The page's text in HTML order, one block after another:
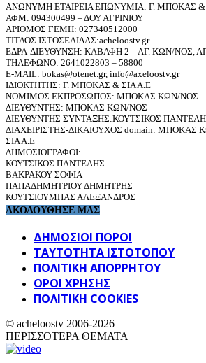
ΑΝΩΝΥΜΗ ΕΤΑΙΡΕΙΑ ΕΠΩΝΥΜΙΑ: Γ. ΜΠΟΚΑΣ &
ΑΦΜ: 094300499 – ΔΟΥ ΑΓΡΙΝΙΟΥ
ΑΡΙΘΜΟΣ ΓΕΜΗ: 027340512000
ΤΙΤΛΟΣ ΙΣΤΟΣΕΛΙΔΑΣ:acheloostv.gr
ΕΔΡΑ-ΔΙΕΥΘΥΝΣΗ: ΚΑΒΑΦΗ 2 – ΑΓ. ΚΩΝ/ΝΟΣ,
ΤΗΛΕΦΩΝΟ: 2641022803 – 58800
E-MAIL: bokas@otenet.gr, info@axeloostv.gr
ΙΔΙΟΚΤΗΤΗΣ: Γ. ΜΠΟΚΑΣ & ΣΙΑ Α.Ε
ΝΟΜΙΜΟΣ ΕΚΠΡΟΣΩΠΟΣ: ΜΠΟΚΑΣ ΚΩΝ/ΝΟΣ
ΔΙΕΥΘΥΝΤΗΣ: ΜΠΟΚΑΣ ΚΩΝ/ΝΟΣ
ΔΙΕΥΘΥΝΤΗΣ ΣΥΝΤΑΞΗΣ:ΚΟΥΤΣΙΚΟΣ
ΔΙΑΧΕΙΡΙΣΤΗΣ-ΔΙΚΑΙΟΥΧΟΣ domain:
ΣΙΑ Α.Ε
ΔΗΜΟΣΙΟΓΡΑΦΟΙ:
ΚΟΥΤΣΙΚΟΣ ΠΑΝΤΕΛΗΣ
ΒΑΚΡΑΚΟΥ ΣΟΦΙΑ
ΠΑΠΑΔΗΜΗΤΡΙΟΥ ΔΗΜΗΤΡΗΣ
ΚΟΥΤΣΙΟΥΜΠΑΣ ΑΛΕΞΑΝΔΡΟΣ
ΑΚΟΛΟΥΘΗΣΕ ΜΑΣ
ΔΗΜΟΣΙΟΙ ΠΟΡΟΙ
ΤΑΥΤΌΤΗΤΑ ΙΣΤΌΤΟΠΟΥ
ΠΟΛΙΤΙΚΉ ΑΠΟΡΡΉΤΟΥ
ΌΡΟΙ ΧΡΉΣΗΣ
ΠΟΛΙΤΙΚΗ COOKIES
© acheloostv 2006-2026
ΠΕΡΙΣΣΟΤΕΡΑ ΘΕΜΑΤΑ